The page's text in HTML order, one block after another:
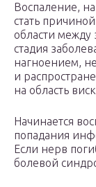
Воспаление,
стать
области между
стадия
нагноением,
и
на область
Начинается
попадания
Если нерв
болевой